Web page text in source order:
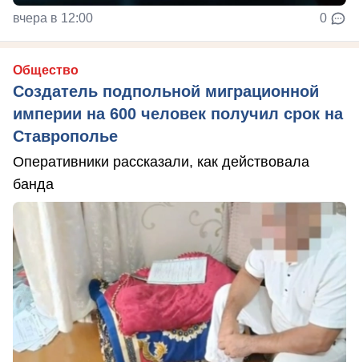
вчера в 12:00 0
Общество
Создатель подпольной миграционной
империи на 600 человек получил срок на
Ставрополье
Оперативники рассказали, как действовала
банда